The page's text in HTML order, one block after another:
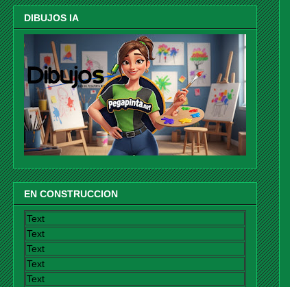
DIBUJOS IA
EN CONSTRUCCION
Text
Text
Text
Text
Text